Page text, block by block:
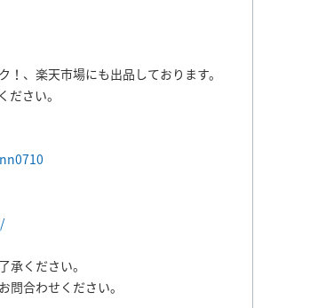
、楽天市場にも出品しております。
さい。
承ください。
合わせください。